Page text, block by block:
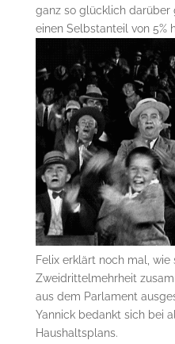
ganz so glücklich darüber
einen Selbstanteil von 5%
Felix erklärt noch mal, wie
Zweidrittelmehrheit
aus dem Parlament
Yannick bedankt sich bei
Haushaltsplans.